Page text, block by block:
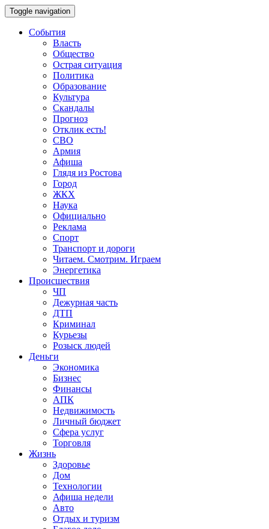
Toggle navigation
События
Власть
Общество
Острая ситуация
Политика
Образование
Культура
Скандалы
Прогноз
Отклик есть!
СВО
Армия
Афиша
Глядя из Ростова
Город
ЖКХ
Наука
Официально
Реклама
Спорт
Транспорт и дороги
Читаем. Смотрим. Играем
Энергетика
Происшествия
ЧП
Дежурная часть
ДТП
Криминал
Курьезы
Розыск людей
Деньги
Экономика
Бизнес
Финансы
АПК
Недвижимость
Личный бюджет
Сфера услуг
Торговля
Жизнь
Здоровье
Дом
Технологии
Афиша недели
Авто
Отдых и туризм